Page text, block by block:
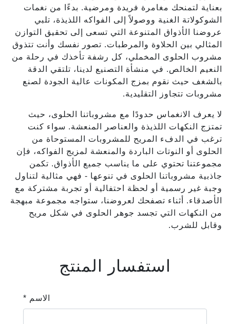
بعناية لتمنحك مغامرة فريدة ومرضية. بدءًا من نغمات
الشوكولاتة الغنية ووصولاً إلى الفواكه اللذيذة، تلبي
عروضنا الأذواق المتنوعة التي تسعى إلى تحقيق التوازن
المثالي بين الحلاوة والمرطبات. تصور نفسك وأنت تتذوق
مشروب الحلوى المخملي، كل رشفة تأخذك في رحلة من
النعيم الخالص. في منشأة التصنيع لدينا، تلتقي الدقة
بالشغف حيث نقوم بمزج المكونات عالية الجودة لصنع
مشروبات تتجاوز التقليدية.
لا يعرف الانغماس حدودًا مع مشروباتنا الحلوى، حيث
تمتزج النكهات اللذيذة والعناصر المنعشة. سواء كنت
ترغب في الدفء المريح للمشروبات المستوحاة من
الحلوى أو النوتات الباردة والمنعشة لمزيج الفواكه، فإن
مجموعتنا تحتوي على ما يناسب جميع الأذواق. تكمن
جاذبية مشروباتنا الحلوى في تنوعها - فهي مثالية لتناول
وجبة غير رسمية أو لحظة احتفالية أو تجربة مشتركة مع
الأصدقاء. أثناء تصفحك لعروضنا، ستواجه مجموعة مبهجة
من النكهات التي تجسد جوهر الحلوى في شكل مريح
وقابل للشرب.
استفسار المنتج
* الاسم